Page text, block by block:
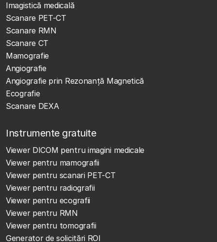
Imagistică medicală
Scanare PET-CT
Scanare RMN
Scanare CT
Mamografie
Angiografie
Angiografie prin Rezonanță Magnetică
Ecografie
Scanare DEXA
Instrumente gratuite
Viewer DICOM pentru imagini medicale
Viewer pentru mamografii
Viewer pentru scanari PET-CT
Viewer pentru radiografii
Viewer pentru ecografii
Viewer pentru RMN
Viewer pentru tomografii
Generator de solicitări ROI